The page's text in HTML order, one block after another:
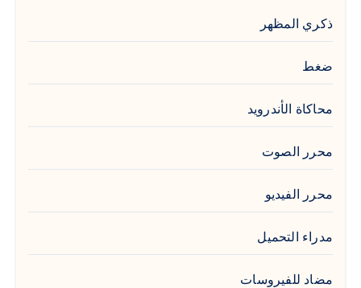
ذكري المظهر
ضغط
محاكاة الأندرويد
محرر الصوت
محرر الفيديو
مدراء التحميل
مضاد للفيروسات